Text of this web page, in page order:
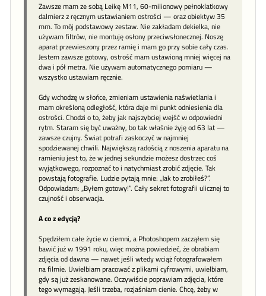
Zawsze mam ze sobą Leikę M11, 60-milionowy pełnoklatkowy
dalmierz z ręcznym ustawianiem ostrości — oraz obiektyw 35
mm. To mój podstawowy zestaw. Nie zakładam dekielka, nie
używam filtrów, nie montuję osłony przeciwsłonecznej. Noszę
aparat przewieszony przez ramię i mam go przy sobie cały czas.
Jestem zawsze gotowy, ostrość mam ustawioną mniej więcej na
dwa i pół metra. Nie używam automatycznego pomiaru —
wszystko ustawiam ręcznie.
Gdy wchodzę w słońce, zmieniam ustawienia naświetlania i
mam określoną odległość, która daje mi punkt odniesienia dla
ostrości. Chodzi o to, żeby jak najszybciej wejść w odpowiedni
rytm. Staram się być uważny, bo tak właśnie żyję od 63 lat —
zawsze czujny. Świat potrafi zaskoczyć w najmniej
spodziewanej chwili. Największą radością z noszenia aparatu na
ramieniu jest to, że w jednej sekundzie możesz dostrzec coś
wyjątkowego, rozpoznać to i natychmiast zrobić zdjęcie. Tak
powstają fotografie. Ludzie pytają mnie: „Jak to zrobiłeś?”.
Odpowiadam: „Byłem gotowy!”. Cały sekret fotografii ulicznej to
czujność i obserwacja.
A co z edycją?
Spędziłem całe życie w ciemni, a Photoshopem zacząłem się
bawić już w 1991 roku, więc można powiedzieć, że obrabiam
zdjęcia od dawna — nawet jeśli wtedy wciąż fotografowałem
na filmie. Uwielbiam pracować z plikami cyfrowymi, uwielbiam,
gdy są już zeskanowane. Oczywiście poprawiam zdjęcia, które
tego wymagają. Jeśli trzeba, rozjaśniam cienie. Chcę, żeby w